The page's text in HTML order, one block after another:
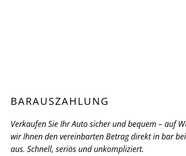
BARAUSZAHLUNG
Verkaufen Sie Ihr Auto sicher und bequem – auf
wir Ihnen den vereinbarten Betrag direkt in bar
aus. Schnell, seriös und unkompliziert.